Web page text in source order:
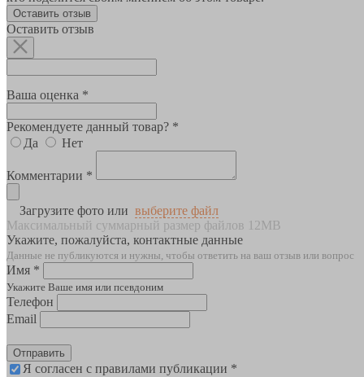
Оставить отзыв
Оставить отзыв
Ваша оценка *
Рекомендуете данный товар? *
Да
Нет
Комментарии *
Загрузите фото или выберите файл
Максимальный суммарный размер файлов 12MB
Укажите, пожалуйста, контактные данные
Данные не публикуются и нужны, чтобы ответить на ваш отзыв или вопрос
Имя *
Укажите Ваше имя или псевдоним
Телефон
Email
Отправить
Я согласен с правилами публикации *